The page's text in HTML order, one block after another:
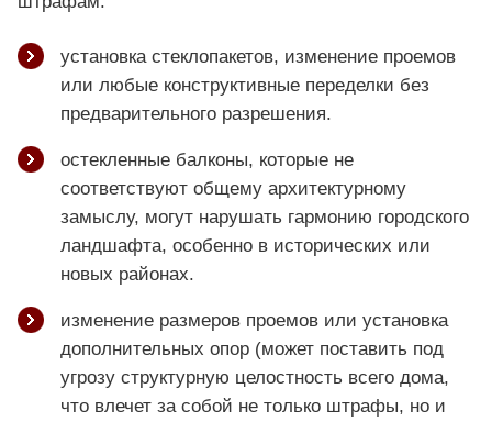
установка стеклопакетов, изменение проемов
или любые конструктивные переделки без
предварительного разрешения.
остекленные балконы, которые не
соответствуют общему архитектурному
замыслу, могут нарушать гармонию городского
ландшафта, особенно в исторических или
новых районах.
изменение размеров проемов или установка
дополнительных опор (может поставить под
угрозу структурную целостность всего дома,
что влечет за собой не только штрафы, но и